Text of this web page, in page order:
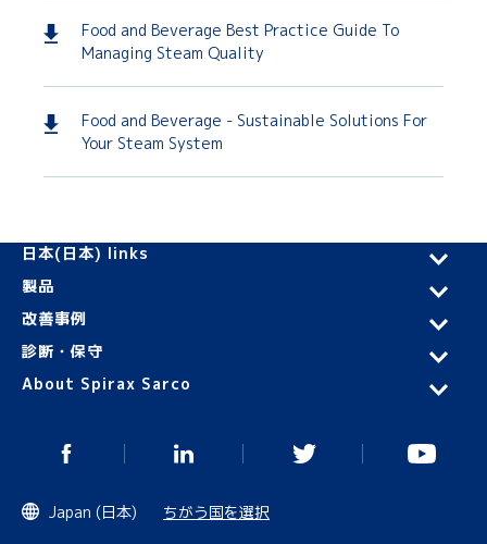
Food and Beverage Best Practice Guide To
Managing Steam Quality
Food and Beverage - Sustainable Solutions For
Your Steam System
日本(日本) links
製品
改善事例
診断・保守
About Spirax Sarco
Japan (日本) ちがう国を選択